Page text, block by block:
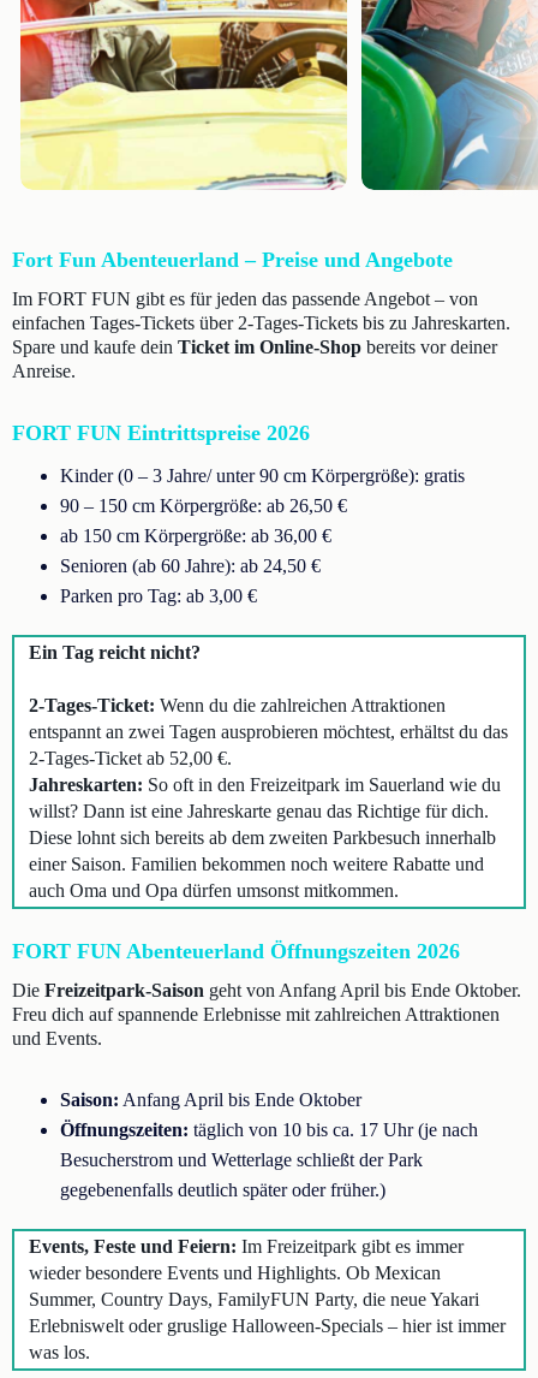
Fort Fun Abenteuerland – Preise und Angebote
Im FORT FUN gibt es für jeden das passende Angebot – von
einfachen Tages-Tickets über 2-Tages-Tickets bis zu Jahreskarten.
Spare und kaufe dein Ticket im Online-Shop bereits vor deiner
Anreise.
FORT FUN Eintrittspreise 2026
Kinder (0 – 3 Jahre/ unter 90 cm Körpergröße): gratis
90 – 150 cm Körpergröße: ab 26,50 €
ab 150 cm Körpergröße: ab 36,00 €
Senioren (ab 60 Jahre): ab 24,50 €
Parken pro Tag: ab 3,00 €
Ein Tag reicht nicht?
2-Tages-Ticket: Wenn du die zahlreichen Attraktionen
entspannt an zwei Tagen ausprobieren möchtest, erhältst du das
2-Tages-Ticket ab 52,00 €.
Jahreskarten: So oft in den Freizeitpark im Sauerland wie du
willst? Dann ist eine Jahreskarte genau das Richtige für dich.
Diese lohnt sich bereits ab dem zweiten Parkbesuch innerhalb
einer Saison. Familien bekommen noch weitere Rabatte und
auch Oma und Opa dürfen umsonst mitkommen.
FORT FUN Abenteuerland Öffnungszeiten 2026
Die Freizeitpark-Saison geht von Anfang April bis Ende Oktober.
Freu dich auf spannende Erlebnisse mit zahlreichen Attraktionen
und Events.
Saison: Anfang April bis Ende Oktober
Öffnungszeiten: täglich von 10 bis ca. 17 Uhr (je nach
Besucherstrom und Wetterlage schließt der Park
gegebenenfalls deutlich später oder früher.)
Events, Feste und Feiern: Im Freizeitpark gibt es immer
wieder besondere Events und Highlights. Ob Mexican
Summer, Country Days, FamilyFUN Party, die neue Yakari
Erlebniswelt oder gruslige Halloween-Specials – hier ist immer
was los.